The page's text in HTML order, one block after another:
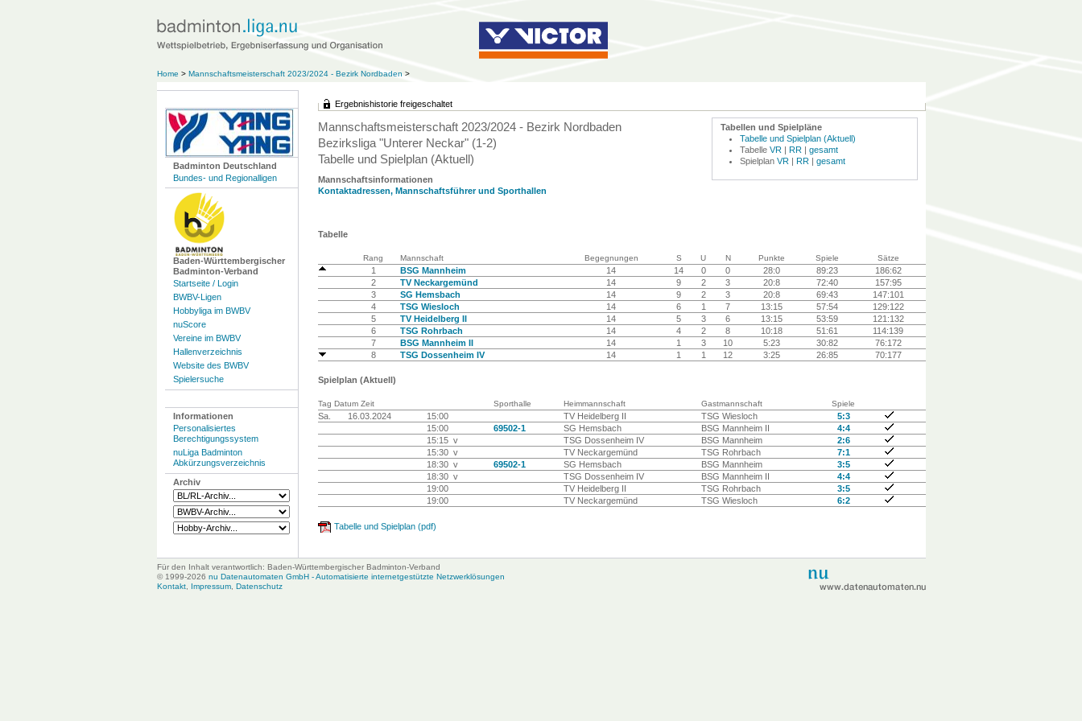
Home > Mannschaftsmeisterschaft 2023/2024 - Bezirk Nordbaden >
Badminton Deutschland
Bundes- und Regionalligen
Baden-Württembergischer
Badminton-Verband
Startseite / Login
BWBV-Ligen
Hobbyliga im BWBV
nuScore
Vereine im BWBV
Hallenverzeichnis
Website des BWBV
Spielersuche
Informationen
Personalisiertes
Berechtigungssystem
nuLiga Badminton
Abkürzungsverzeichnis
Archiv
Ergebnishistorie freigeschaltet
Mannschaftsmeisterschaft 2023/2024 - Bezirk Nordbaden
Bezirksliga "Unterer Neckar" (1-2)
Tabelle und Spielplan (Aktuell)
Mannschaftsinformationen
Kontaktadressen, Mannschaftsführer und Sporthallen
Tabellen und Spielpläne
Tabelle und Spielplan (Aktuell)
Tabelle VR| RR| gesamt
Spielplan VR| RR| gesamt
Tabelle
Rang Mannschaft Begegnungen S U N Punkte Spiele Sätze
1 BSG Mannheim 14 14 0 0 28:0 89:23
186:62
2
TV Neckargemünd 14 9 2 3 20:8 72:40
157:95
3
SG Hemsbach 14 9 2 3 20:8 69:43
147:101
4
TSG Wiesloch 14 6 1 7 13:15 57:54
129:122
5
TV Heidelberg II 14 5 3 6 13:15 53:59
121:132
6
TSG Rohrbach 14 4 2 8 10:18 51:61
114:139
7
BSG Mannheim II 14 1 3 10 5:23 30:82
76:172
8
TSG Dossenheim IV 14 1 1 12 3:25 26:85 70:177
Spielplan (Aktuell)
Tag Datum Zeit Sporthalle Heimmannschaft Gastmannschaft Spiele
Sa. 16.03.2024 15:00 TV Heidelberg II TSG Wiesloch
5:3
15:00
69502-1 SG Hemsbach BSG Mannheim II
4:4
15:15 v
TSG Dossenheim IV BSG Mannheim
2:6
15:30 v
TV Neckargemünd TSG Rohrbach
7:1
18:30 v
69502-1 SG Hemsbach BSG Mannheim
3:5
18:30 v
TSG Dossenheim IV BSG Mannheim II
4:4
19:00
TV Heidelberg II TSG Rohrbach
3:5
19:00
TV Neckargemünd TSG Wiesloch 6:2
Tabelle und Spielplan (pdf)
Für den Inhalt verantwortlich: Baden-Württembergischer Badminton-Verband
© 1999-2026 nu Datenautomaten GmbH - Automatisierte internetgestützte Netzwerklösungen
Kontakt, Impressum, Datenschutz